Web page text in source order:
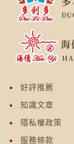
好評推薦
知識文章
隱私權政策
服務條款